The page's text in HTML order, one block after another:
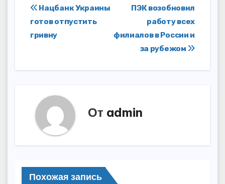
Навигация
по
ПЭК возобновил
работу всех
филиалов в России и
за рубежом
Нацбанк Украины
готов отпустить
гривну
От admin
Похожая запись